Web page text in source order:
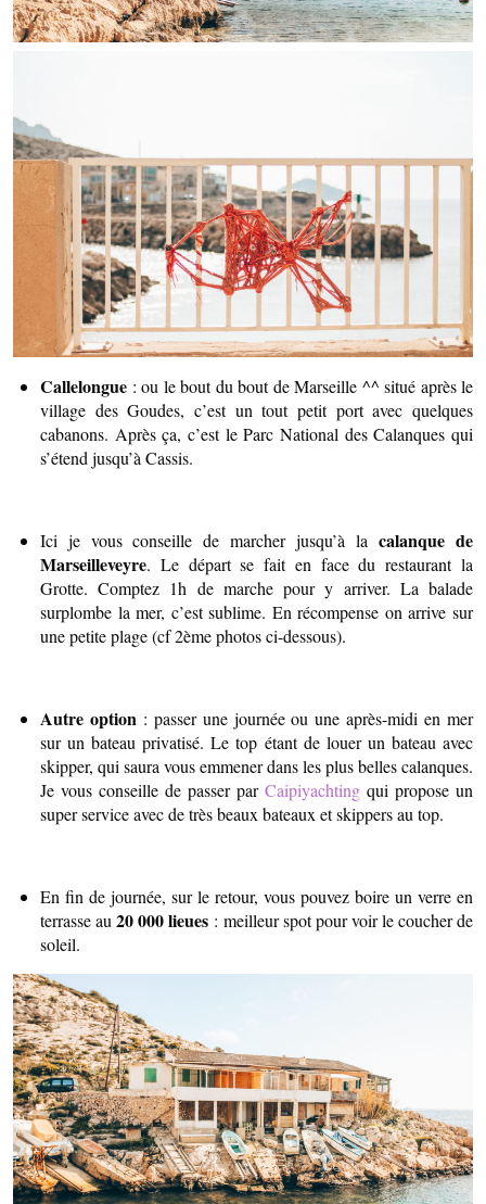
Callelongue : ou le bout du bout de Marseille ^^ situé après le
village des Goudes, c’est un tout petit port avec quelques
cabanons. Après ça, c’est le Parc National des Calanques qui
s’étend jusqu’à Cassis.
Ici je vous conseille de marcher jusqu’à lacalanque de
Marseilleveyre. Le départ se fait en face du restaurant la
Grotte. Comptez 1h de marche pour y arriver. La balade
surplombe la mer, c’est sublime. En récompense on arrive sur
une petite plage (cf 2ème photos ci-dessous).
Autre option: passer une journée ou une après-midi en mer
sur un bateau privatisé. Le top étant de louer un bateau avec
skipper, qui saura vous emmener dans les plus belles calanques.
Je vous conseille de passer par Caipiyachting qui propose un
super service avec de très beaux bateaux et skippers au top.
En fin de journée, sur le retour, vous pouvez boire un verre en
terrasse au20 000 lieues : meilleur spot pour voir le coucher de
soleil.